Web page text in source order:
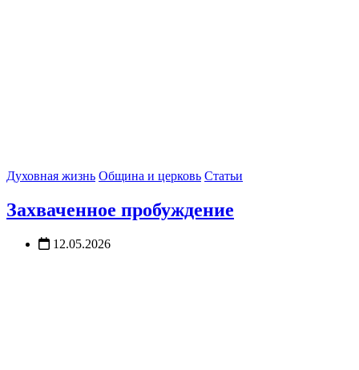
Духовная жизнь Община и церковь Статьи
Захваченное пробуждение
12.05.2026